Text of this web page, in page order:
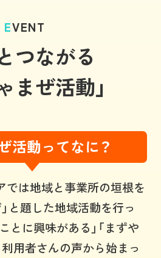
EVENT
つながる
まぜ活動」
活動ってなに？
では地域と事業所の垣根を
と題した地域活動を行っ
とに興味がある」「まずや
用者さんの声から始まっ